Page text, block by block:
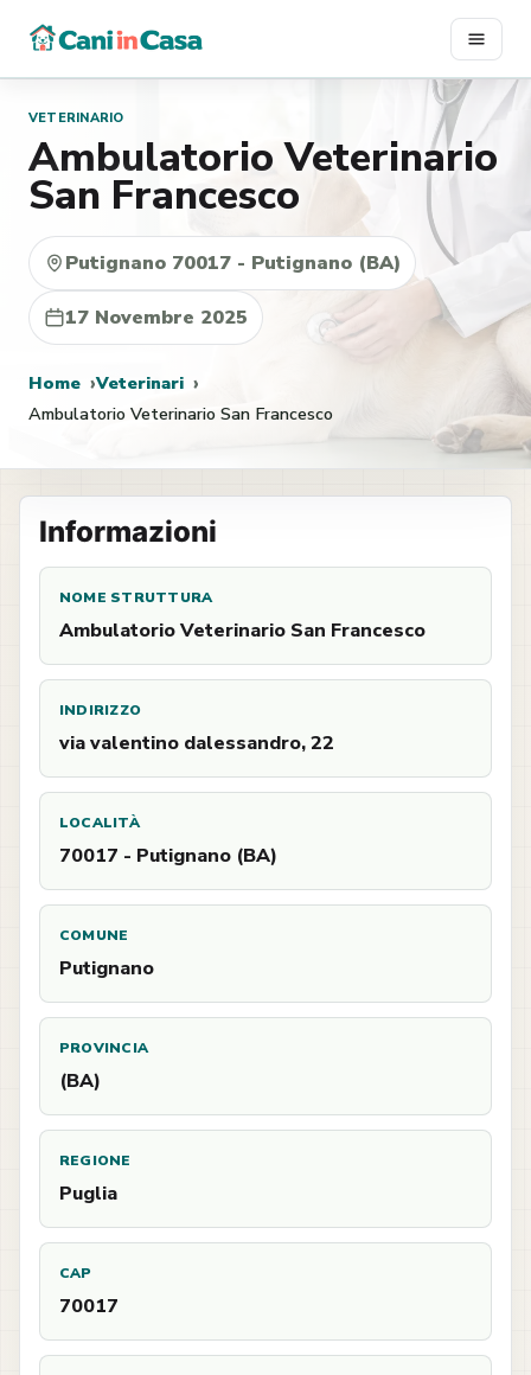
contenuto
VETERINARIO
Ambulatorio Veterinario
San Francesco
Putignano 70017 - Putignano (BA)
17 Novembre 2025
Home
Veterinari
Ambulatorio Veterinario San Francesco
Informazioni
NOME STRUTTURA
Ambulatorio Veterinario San Francesco
INDIRIZZO
via valentino dalessandro, 22
LOCALITÀ
70017 - Putignano (BA)
COMUNE
Putignano
PROVINCIA
(BA)
REGIONE
Puglia
CAP
70017